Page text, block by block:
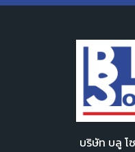
บริษัท บลู โ